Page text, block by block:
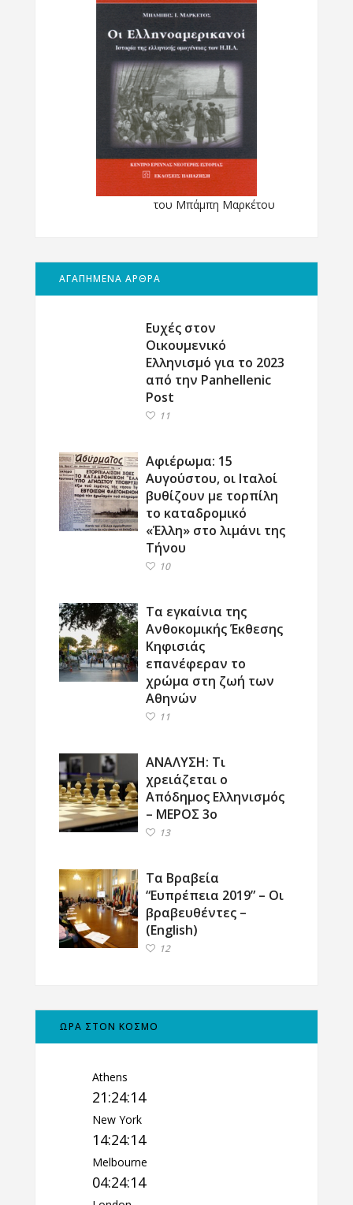
του Μπάμπη Μαρκέτου
ΑΓΑΠΗΜΕΝΑ ΑΡΘΡΑ
Ευχές στον
Οικουμενικό
Ελληνισμό για το 2023
από την Panhellenic
Post
11
Αφιέρωμα: 15
Αυγούστου, οι Ιταλοί
βυθίζουν με τορπίλη
το καταδρομικό
«Έλλη» στο λιμάνι της
Τήνου
10
Τα εγκαίνια της
Ανθοκομικής Έκθεσης
Κηφισιάς
επανέφεραν το
χρώμα στη ζωή των
Αθηνών
11
ΑΝΑΛΥΣΗ: Τι
χρειάζεται ο
Απόδημος Ελληνισμός
– ΜΕΡΟΣ 3ο
13
Τα Βραβεία
“Ευπρέπεια 2019” – Οι
βραβευθέντες –
(English)
12
ΩΡΑ ΣΤΟΝ ΚΟΣΜΟ
Athens
21:24:17
New York
14:24:17
Melbourne
04:24:17